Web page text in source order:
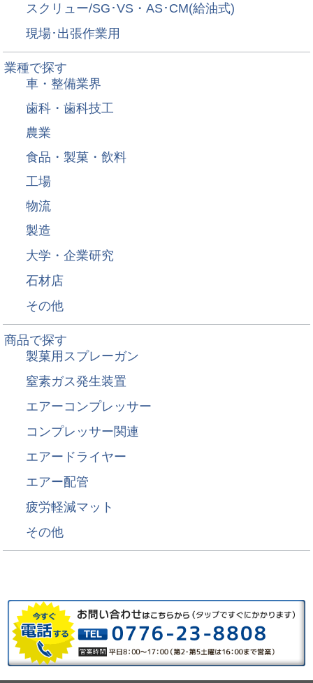
スクリュー/SG･VS・AS･CM(給油式)
現場･出張作業用
業種で探す
車・整備業界
歯科・歯科技工
農業
食品・製菓・飲料
工場
物流
製造
大学・企業研究
石材店
その他
商品で探す
製菓用スプレーガン
窒素ガス発生装置
エアーコンプレッサー
コンプレッサー関連
エアードライヤー
エアー配管
疲労軽減マット
その他